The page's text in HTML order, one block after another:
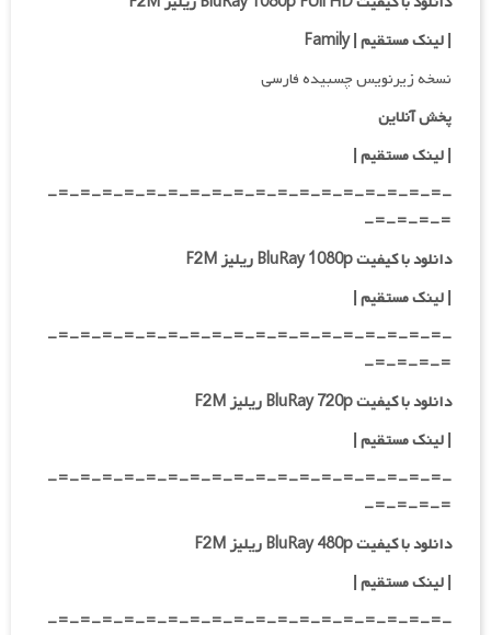
|لینک مستقیم | Family
نسخه زیرنویس چسبیده فارسی
پخش آنلاین
| لینک مستقیم|
-=-=-=-=-=-=-=-=-=-=-=-=-=-=-=-=-=-=-
=-=-=-=-
دانلود با کیفیت BluRay 1080p ریلیز F2M
|لینک مستقیم|
-=-=-=-=-=-=-=-=-=-=-=-=-=-=-=-=-=-=-
=-=-=-=-
دانلود با کیفیت BluRay 720p ریلیز F2M
| لینک مستقیم|
-=-=-=-=-=-=-=-=-=-=-=-=-=-=-=-=-=-=-
=-=-=-=-
دانلود با کیفیت BluRay 480p ریلیز F2M
| لینک مستقیم|
-=-=-=-=-=-=-=-=-=-=-=-=-=-=-=-=-=-=-